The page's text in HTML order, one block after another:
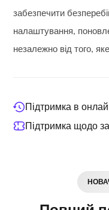
забезпечити
налаштування,
незалежно від того,
Підтримка в
Підтримка щодо